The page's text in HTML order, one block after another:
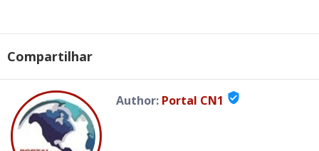
Compartilhar
Author: Portal CN1 verified_user